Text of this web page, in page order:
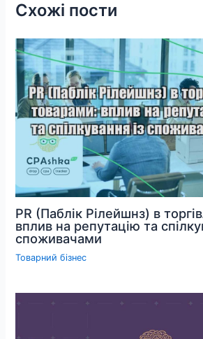
Схожі пости
PR (Паблік Рілейшнз) в
вплив на репутацію та
споживачами
Товарний бізнес